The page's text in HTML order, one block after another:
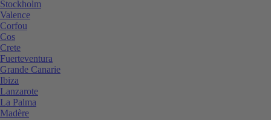
Stockholm
Valence
Corfou
Cos
Crete
Fuerteventura
Grande Canarie
Ibiza
Lanzarote
La Palma
Madère